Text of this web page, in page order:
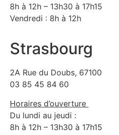
8h à 12h – 13h30 à 17h15
Vendredi : 8h à 12h
Strasbourg
2A Rue du Doubs, 67100
03 85 45 84 60
Horaires d’ouverture
Du lundi au jeudi :
8h à 12h – 13h30 à 17h15